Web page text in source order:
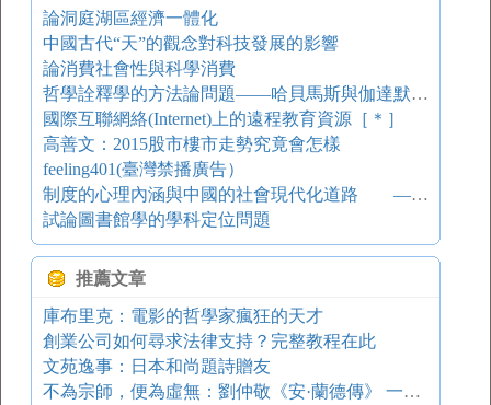
論洞庭湖區經濟一體化
中國古代“天”的觀念對科技發展的影響
論消費社會性與科學消費
哲學詮釋學的方法論問題——哈貝馬斯與伽達默爾之爭
國際互聯網絡(Internet)上的遠程教育資源［＊］
高善文：2015股市樓市走勢究竟會怎樣
feeling401(臺灣禁播廣告）
制度的心理內涵與中國的社會現代化道路 ——一種文化的視角
試論圖書館學的學科定位問題
推薦文章
庫布里克：電影的哲學家瘋狂的天才
創業公司如何尋求法律支持？完整教程在此
文苑逸事：日本和尚題詩贈友
不為宗師，便為虛無：劉仲敬《安·蘭德傳》 一日一書